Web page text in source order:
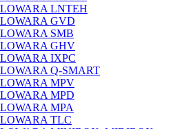
LOWARA LNTEH
LOWARA GVD
LOWARA SMB
LOWARA GHV
LOWARA IXPС
LOWARA Q-SMART
LOWARA MPV
LOWARA MPD
LOWARA MPA
LOWARA TLC